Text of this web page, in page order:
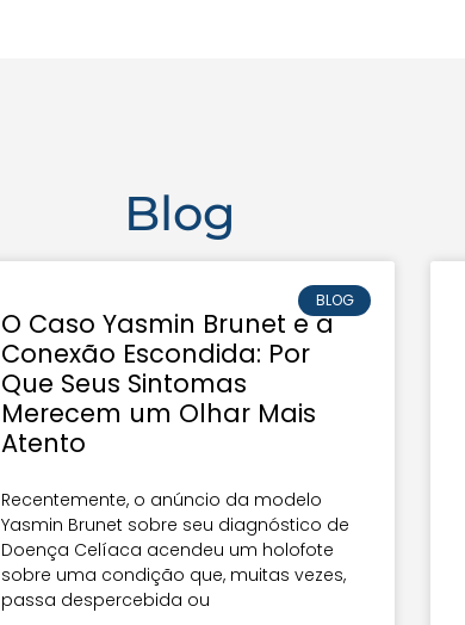
Blog
BLOG
O Caso Yasmin Brunet e a
Conexão Escondida: Por
Que Seus Sintomas
Merecem um Olhar Mais
Atento
Recentemente, o anúncio da modelo
Yasmin Brunet sobre seu diagnóstico de
Doença Celíaca acendeu um holofote
sobre uma condição que, muitas vezes,
passa despercebida ou